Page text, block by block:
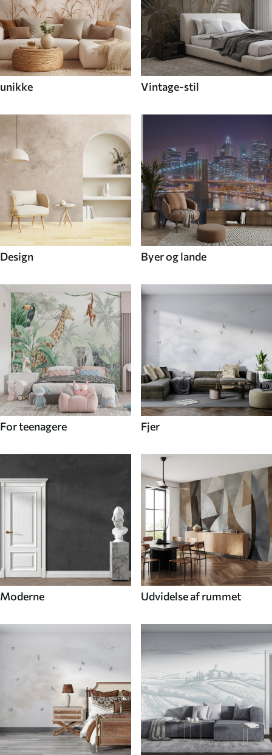
unikke Vintage-stil
Design Byer og lande
For teenagere Fjer
Moderne Udvidelse af rummet